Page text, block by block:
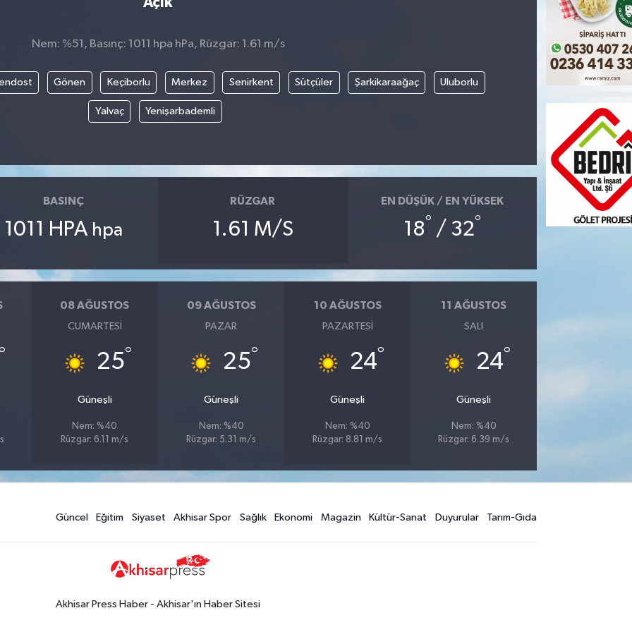
Nem: %51, Basınç: 1011 hpa hPa, Rüzgar: 1.61 m/s
Gönen Keçiborlu Merkez Senirkent Sütçüler Şarkikaraağaç Uluborlu
Yalvaç Yenişarbademli
BASINÇ
1011 HPA hpa
RÜZGAR
1.61 M/S
EN DÜŞÜK / EN YÜKSEK
18° / 32°
08 AĞUSTOS
CUMARTESI
25°
Güneşli
Nem: %40
Rüzgar: 6.11 m/s
09 AĞUSTOS
PAZAR
25°
Güneşli
Nem: %40
Rüzgar: 5.31 m/s
10 AĞUSTOS
PAZARTESI
24°
Güneşli
Nem: %40
Rüzgar: 8.81 m/s
11 AĞUSTOS
SALI
24°
Güneşli
Nem: %40
Rüzgar: 6.39 m/s
Güncel Eğitim Siyaset Akhisar Spor Sağlık Ekonomi Magazin Kültür-Sanat Duyurular Tarım-Gıda
Akhisar Press Haber - Akhisar'ın Haber Sitesi